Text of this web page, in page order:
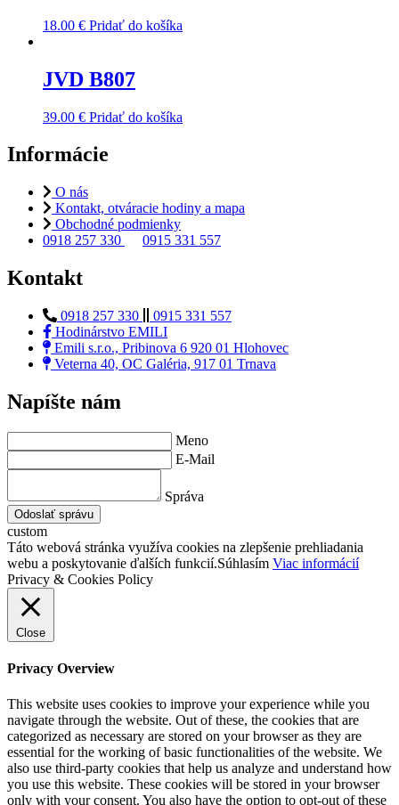
18.00 € Pridať do košíka
JVD B807
39.00 € Pridať do košíka
Informácie
O nás
Kontakt, otváracie hodiny a mapa
Obchodné podmienky
0918 257 330
0915 331 557
Kontakt
0918 257 330
0915 331 557
Hodinárstvo EMILI
Emili s.r.o., Pribinova 6 920 01 Hlohovec
Veterna 40, OC Galéria, 917 01 Trnava
Napíšte nám
Meno
E-Mail
Správa
Odoslať správu
custom
Táto webová stránka využíva cookies na zlepšenie prehliadania
webu a poskytovanie ďalších funkcií.Súhlasím Viac informácií
Privacy & Cookies Policy
Close
Privacy Overview
This website uses cookies to improve your experience while you
navigate through the website. Out of these, the cookies that are
categorized as necessary are stored on your browser as they are
essential for the working of basic functionalities of the website. We
also use third-party cookies that help us analyze and understand how
you use this website. These cookies will be stored in your browser
only with your consent. You also have the option to opt-out of these